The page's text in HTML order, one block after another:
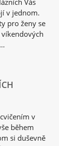
Vás
v jednom.
pro ženy se
v
během
si duševně